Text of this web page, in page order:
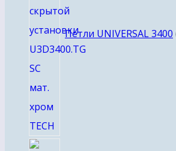
Петли UNIVERSAL 3400